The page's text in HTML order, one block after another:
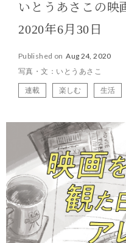
いとうあさこの映
2020年6月30日
Published on Aug 24, 2020
写真・文：いとうあさこ
連載 楽しむ 生活